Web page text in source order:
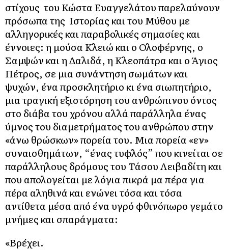
στίχους του Κώστα Ευαγγελάτου παρελαύνουν
πρόσωπα της Ιστορίας και του Μύθου με
αλληγορικές και παραβολικές σημασίες και
έννοιες: η μούσα Κλειώ και ο Ολοφέρνης, ο
Σαμψών και η Δαλιδά, η Κλεοπάτρα και ο Άγιος
Πέτρος, σε μια συνάντηση σωμάτων και
ψυχών, ένα προσκλητήριο κι ένα σιωπητήριο,
μια τραγική εξιστόρηση του ανθρώπινου όντος
στο διάβα του χρόνου αλλά παράλληλα ένας
ύμνος του διαμετρήματος του ανθρώπου στην
«άνω θρώσκων» πορεία του. Μια πορεία «εν»
συναισθημάτων, “ένας τυφλός” που κινείται σε
παράλληλους δρόμους του Τάσου Λειβαδίτη και
που απολογείται με λόγια πικρά μα πέρα για
πέρα αληθινά και ενώνει τόσα και τόσα
αντίθετα μέσα από ένα υγρό φθινόπωρο γεμάτο
μνήμες και σπαράγματα:
«Βρέχει.